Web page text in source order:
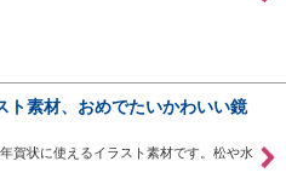
ト素材、おめでたいかわいい鏡
賀状に使えるイラスト素材です。松や水